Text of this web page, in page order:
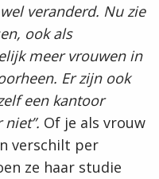
veranderd. Nu zie
ook als
meer vrouwen in
Er zijn ook
een kantoor
Of je als vrouw
verschilt per
ze haar studie